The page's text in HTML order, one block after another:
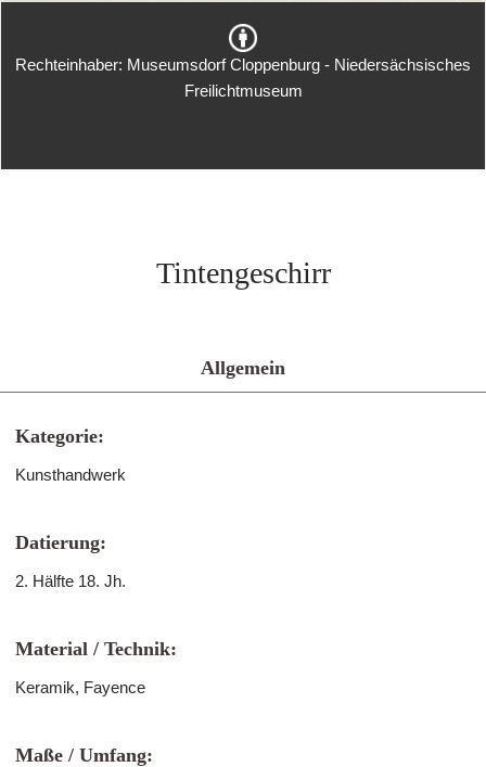
Rechteinhaber: Museumsdorf Cloppenburg - Niedersächsisches
Freilichtmuseum
Tintengeschirr
Allgemein
Kategorie:
Kunsthandwerk
Datierung:
2. Hälfte 18. Jh.
Material / Technik:
Keramik, Fayence
Maße / Umfang: